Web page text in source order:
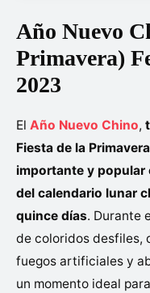
Año Nuevo
Primavera)
2023
El Año Nuevo Chino,
Fiesta de la Primavera
importante y popular
del calendario lunar
quince días. Durante
de coloridos desfiles,
fuegos artificiales y
un momento ideal para